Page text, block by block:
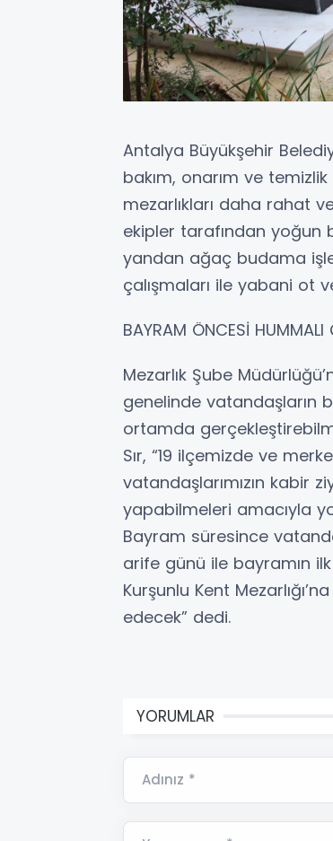
Antalya Büyükşehir
bakım, onarım ve temizlik
mezarlıkları daha rahat
ekipler tarafından yoğun
yandan ağaç budama
çalışmaları ile yabani ot
BAYRAM ÖNCESİ HUMMALI
Mezarlık Şube
genelinde vatandaşların
ortamda
Sır, “19 ilçemizde ve
vatandaşlarımızın kabir
yapabilmeleri amacıyla
Bayram süresince
arife günü ile bayramın
Kurşunlu Kent
edecek” dedi.
YORUMLAR
Adınız *